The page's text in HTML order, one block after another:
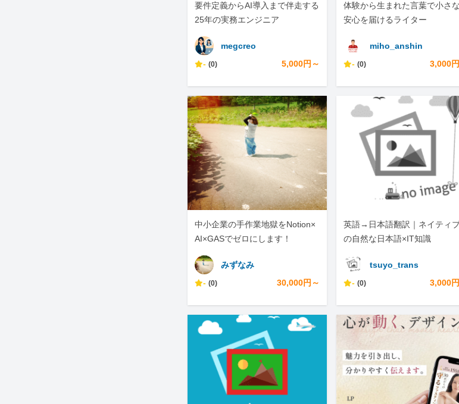
要件定義からAI導入まで伴走する
25年の実務エンジニア
megcreo
- (0) 5,000円～
体験から生まれた言葉で小さな
安心を届けるライター
miho_anshin
- (0) 3,000
中小企業の手作業地獄をNotion×
AI×GASでゼロにします！
みずなみ
- (0) 30,000円～
英語→日本語翻訳｜ネイティ
の自然な日本語×IT知識
tsuyo_trans
- (0) 3,000